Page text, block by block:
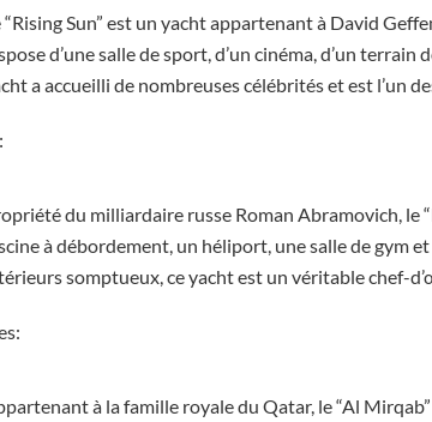
“Rising Sun” est un yacht appartenant à David
d’une salle de sport, d’un cinéma, d’un terrain
a accueilli de nombreuses célébrités et est l’un
du milliardaire russe Roman Abramovich,
à débordement, un héliport, une salle de gym
somptueux, ce yacht est un véritable chef-
à la famille royale du Qatar, le “Al